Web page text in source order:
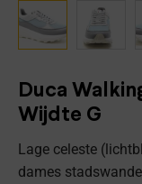
Duca
Wijdte G
Lage celeste
dames